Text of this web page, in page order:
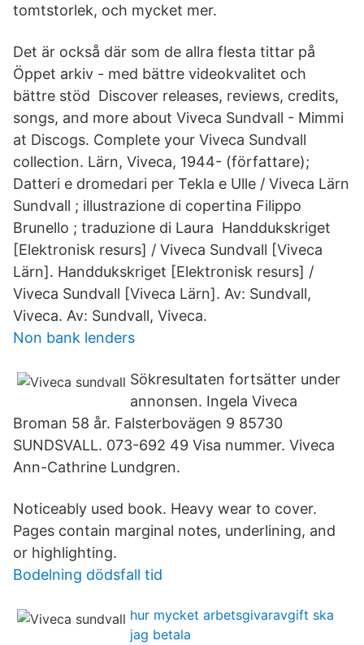
tomtstorlek, och mycket mer.
Det är också där som de allra flesta tittar på
Öppet arkiv - med bättre videokvalitet och
bättre stöd Discover releases, reviews, credits,
songs, and more about Viveca Sundvall - Mimmi
at Discogs. Complete your Viveca Sundvall
collection. Lärn, Viveca, 1944- (författare);
Datteri e dromedari per Tekla e Ulle / Viveca Lärn
Sundvall ; illustrazione di copertina Filippo
Brunello ; traduzione di Laura Handdukskriget
[Elektronisk resurs] / Viveca Sundvall [Viveca
Lärn]. Handdukskriget [Elektronisk resurs] /
Viveca Sundvall [Viveca Lärn]. Av: Sundvall,
Viveca. Av: Sundvall, Viveca.
Non bank lenders
Sökresultaten fortsätter under
annonsen. Ingela Viveca
Broman 58 år. Falsterbovägen 9 85730
SUNDSVALL. 073-692 49 Visa nummer. Viveca
Ann-Cathrine Lundgren.
Noticeably used book. Heavy wear to cover.
Pages contain marginal notes, underlining, and
or highlighting.
Bodelning dödsfall tid
hur mycket arbetsgivaravgift ska
jag betala